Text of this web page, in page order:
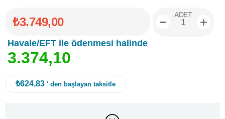
₺3.749,00
Havale/EFT ile ödenmesi halinde
3.374,10
ADET
₺624,83 ' den başlayan taksitle